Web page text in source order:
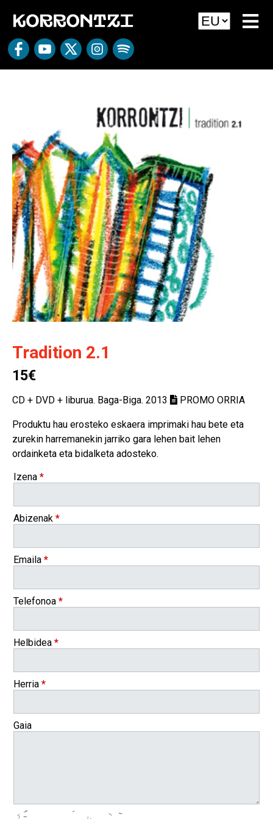
Tradition 2.1
15€
CD + DVD + liburua. Baga-Biga. 2013 PROMO ORRIA
Produktu hau erosteko eskaera imprimaki hau bete eta
zurekin harremanekin jarriko gara lehen bait lehen
ordainketa eta bidalketa adosteko.
Izena *
Abizenak *
Emaila *
Telefonoa *
Helbidea *
Herria *
Gaia